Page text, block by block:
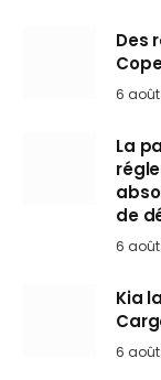
Des
6
La
de
6
Kia
6